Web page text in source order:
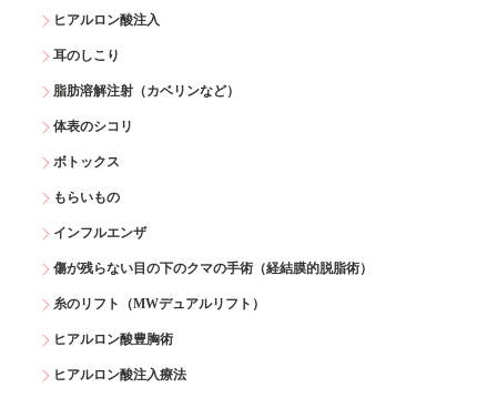
ヒアルロン酸注入
耳のしこり
脂肪溶解注射（カベリンなど）
体表のシコリ
ボトックス
もらいもの
インフルエンザ
傷が残らない目の下のクマの手術（経結膜的脱脂術）
糸のリフト（MWデュアルリフト）
ヒアルロン酸豊胸術
ヒアルロン酸注入療法